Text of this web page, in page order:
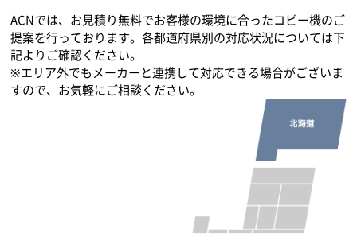
ACNでは、お見積り無料でお客様の環境に合ったコピー機のご
提案を行っております。各都道府県別の対応状況については下
記よりご確認ください。
※エリア外でもメーカーと連携して対応できる場合がございま
すので、お気軽にご相談ください。